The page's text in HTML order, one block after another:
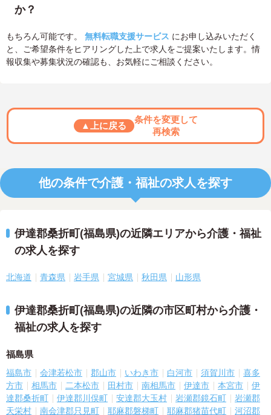
か？
もちろん可能です。 無料転職支援サービス にお申し込みいただく
と、ご希望条件をヒアリングした上で求人をご提案いたします。情
報収集や募集状況の確認も、お気軽にご相談ください。
▲上に戻る
条件を変更して
再検索
他の条件で介護・福祉の求人を探す
伊達郡桑折町(福島県)の近隣エリアから介護・福祉
の求人を探す
北海道 青森県 岩手県 宮城県 秋田県 山形県
伊達郡桑折町(福島県)の近隣の市区町村から介護・
福祉の求人を探す
福島県
福島市 会津若松市 郡山市 いわき市 白河市 須賀川市
喜多
方市
相馬市 二本松市 田村市 南相馬市 伊達市 本宮市
伊
達郡桑折町
伊達郡川俣町 安達郡大玉村 岩瀬郡鏡石町
岩瀬郡
天栄村
南会津郡只見町 耶麻郡磐梯町 耶麻郡猪苗代町
河沼郡